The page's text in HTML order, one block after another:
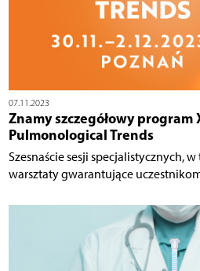
07.11.2023
Znamy szczegółowy program
Pulmonological Trends
Szesnaście sesji specjalistycznych,
warsztaty gwarantujące